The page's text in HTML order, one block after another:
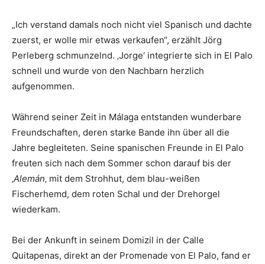
„Ich verstand damals noch nicht viel Spanisch und dachte
zuerst, er wolle mir etwas verkaufen“, erzählt Jörg
Perleberg schmunzelnd. ‚Jorge‘ integrierte sich in El Palo
schnell und wurde von den Nachbarn herzlich
aufgenommen.
Während seiner Zeit in Málaga entstanden wunderbare
Freundschaften, deren starke Bande ihn über all die
Jahre begleiteten. Seine spanischen Freunde in El Palo
freuten sich nach dem Sommer schon darauf bis der
‚Alemán‚ mit dem Strohhut, dem blau-weißen
Fischerhemd, dem roten Schal und der Drehorgel
wiederkam.
Bei der Ankunft in seinem Domizil in der Calle
Quitapenas, direkt an der Promenade von El Palo, fand er